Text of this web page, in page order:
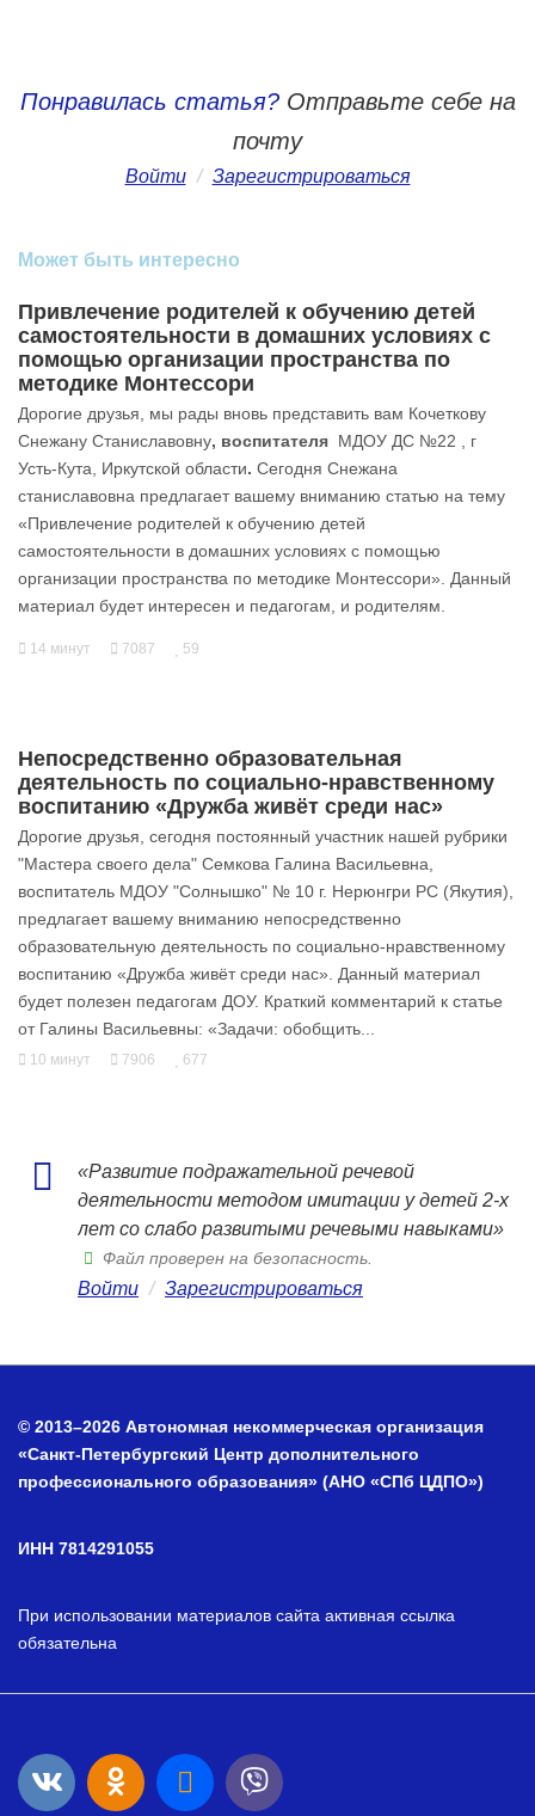
Понравилась статья?Отправьте себе на
почту
Войти / Зарегистрироваться
Может быть интересно
Привлечение родителей к обучению детей
самостоятельности в домашних условиях с
помощью организации пространства по
методике Монтессори
Дорогие друзья, мы рады вновь представить вам Кочеткову
Снежану Станиславовну, воспитателя МДОУ ДС №22 , г
Усть-Кута, Иркутской области. Сегодня Снежана
станиславовна предлагает вашему вниманию статью на тему
«Привлечение родителей к обучению детей
самостоятельности в домашних условиях с помощью
организации пространства по методике Монтессори». Данный
материал будет интересен и педагогам, и родителям.
14 минут 7087 59
Непосредственно образовательная
деятельность по социально-нравственному
воспитанию «Дружба живёт среди нас»
Дорогие друзья, сегодня постоянный участник нашей рубрики
"Мастера своего дела" Семкова Галина Васильевна,
воспитатель МДОУ "Солнышко" № 10 г. Нерюнгри РС (Якутия),
предлагает вашему вниманию непосредственно
образовательную деятельность по социально-нравственному
воспитанию «Дружба живёт среди нас». Данный материал
будет полезен педагогам ДОУ. Краткий комментарий к статье
от Галины Васильевны: «Задачи: обобщить...
10 минут 7906 677
«Развитие подражательной речевой
деятельности методом имитации у детей 2-х
лет со слабо развитыми речевыми навыками»
Файл проверен на безопасность.
Войти / Зарегистрироваться
© 2013–2026 Автономная некоммерческая организация
«Санкт-Петербургский Центр дополнительного
профессионального образования» (АНО «СПб ЦДПО»)
ИНН 7814291055
При использовании материалов сайта активная ссылка
обязательна